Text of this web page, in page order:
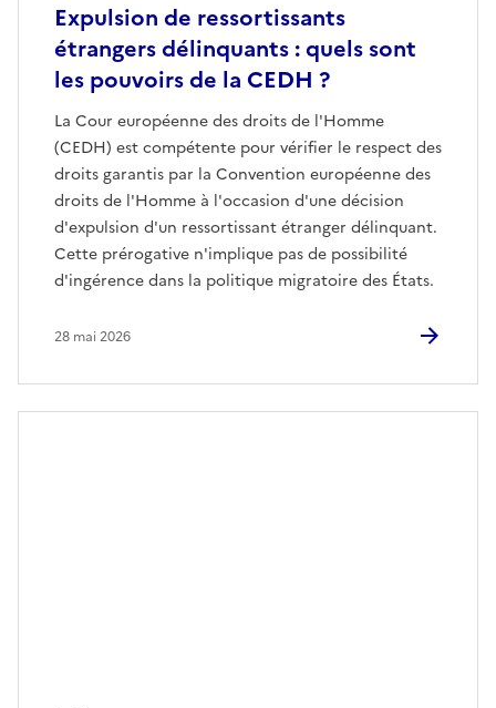
Expulsion de ressortissants
étrangers délinquants : quels sont
les pouvoirs de la CEDH ?
La Cour européenne des droits de l'Homme
(CEDH) est compétente pour vérifier le respect des
droits garantis par la Convention européenne des
droits de l'Homme à l'occasion d'une décision
d'expulsion d'un ressortissant étranger délinquant.
Cette prérogative n'implique pas de possibilité
d'ingérence dans la politique migratoire des États.
28 mai 2026